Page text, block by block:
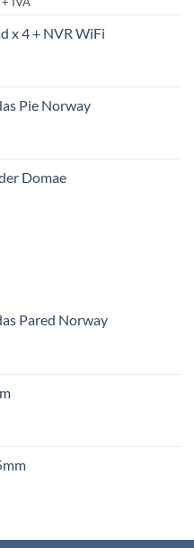
x 4 + NVR WiFi
Pie Norway
Domae
Pared Norway